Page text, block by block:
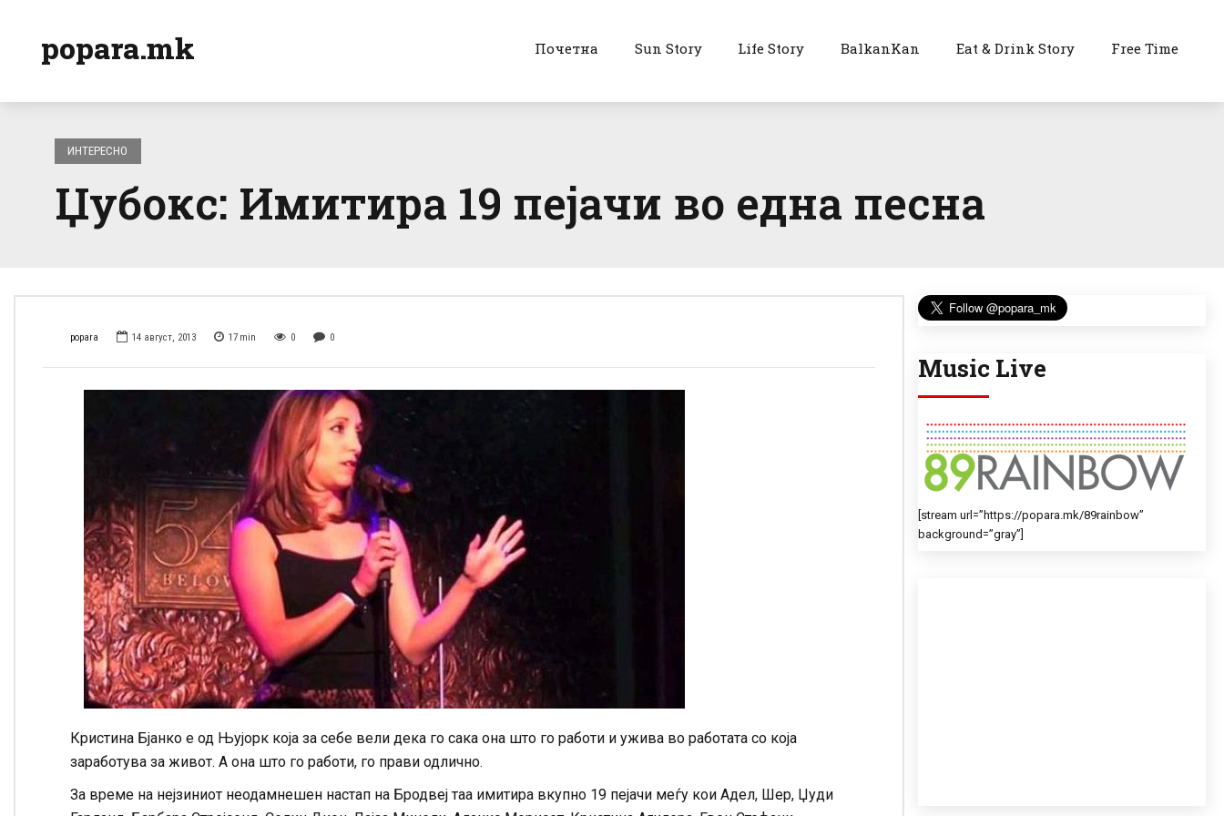
popara.mk Почетна Sun Story Life Story BalkanKan Eat & Drink Story Free Time
ИНТЕРЕСНО
Џубокс: Имитира 19 пејачи во една песна
popara 14 август, 2013 17 min 0 0
Кристина Бјанко е од Њујорк која за себе вели дека го сака она што го работи и ужива во работата со која
заработува за живот. А она што го работи, го прави одлично.
За време на нејзиниот неодамнешен настап на Бродвеј таа имитира вкупно 19 пејачи меѓу кои Адел, Шер, Џуди
Music Live
[stream url=”https://popara.mk/89rainbow”
background=”gray”]